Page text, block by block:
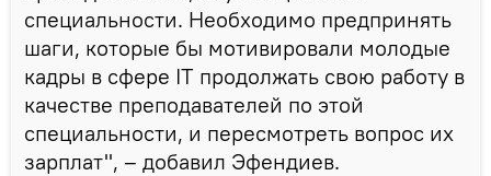
специальности. Необходимо предпринять
шаги, которые бы мотивировали молодые
кадры в сфере IT продолжать свою работу в
качестве преподавателей по этой
специальности, и пересмотреть вопрос их
зарплат", – добавил Эфендиев.